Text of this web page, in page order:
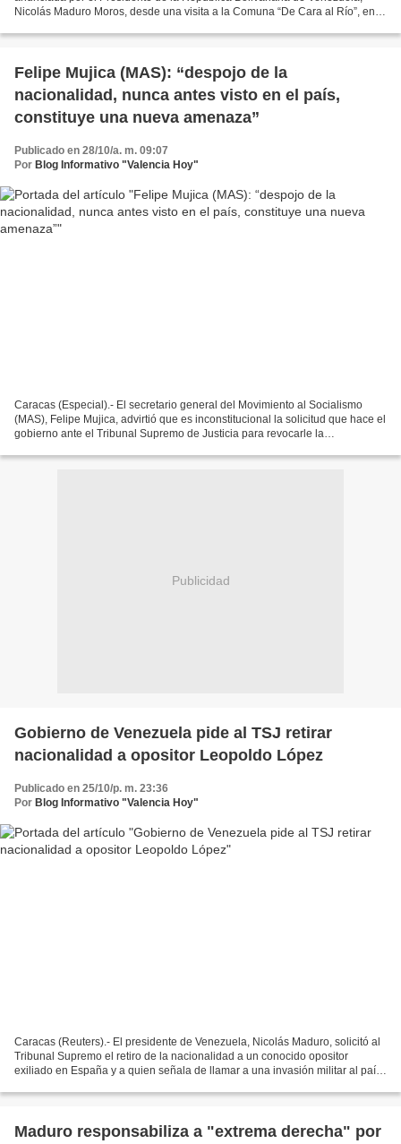
Nicolás Maduro Moros, desde una visita a la Comuna “De Cara al Río”, en el
Felipe Mujica (MAS): “despojo de la
nacionalidad, nunca antes visto en el país,
constituye una nueva amenaza”
Publicado en 28/10/a. m. 09:07
Por Blog Informativo "Valencia Hoy"
Caracas (Especial).- El secretario general del Movimiento al Socialismo
(MAS), Felipe Mujica, advirtió que es inconstitucional la solicitud que hace el
gobierno ante el Tribunal Supremo de Justicia para revocarle la
Publicidad
Gobierno de Venezuela pide al TSJ retirar
nacionalidad a opositor Leopoldo López
Publicado en 25/10/p. m. 23:36
Por Blog Informativo "Valencia Hoy"
Caracas (Reuters).- El presidente de Venezuela, Nicolás Maduro, solicitó al
Tribunal Supremo el retiro de la nacionalidad a un conocido opositor
exiliado en España y a quien señala de llamar a una invasión militar al país
Maduro responsabiliza a "extrema derecha" por